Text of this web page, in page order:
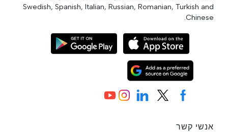
Swedish, Spanish, Italian, Russian, Romanian, Turkish and
Chinese.
אנשי קשר